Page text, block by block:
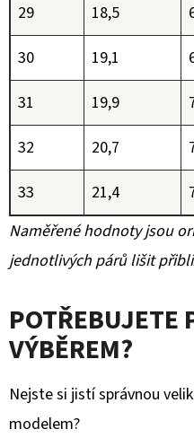
29
18,5
30
19,1
31
19,9
32
20,7
33
21,4
Naměřené hodnoty jsou
jednotlivých párů lišit
POTŘEBUJETE
VÝBĚREM?
Nejste si jistí správnou
modelem?